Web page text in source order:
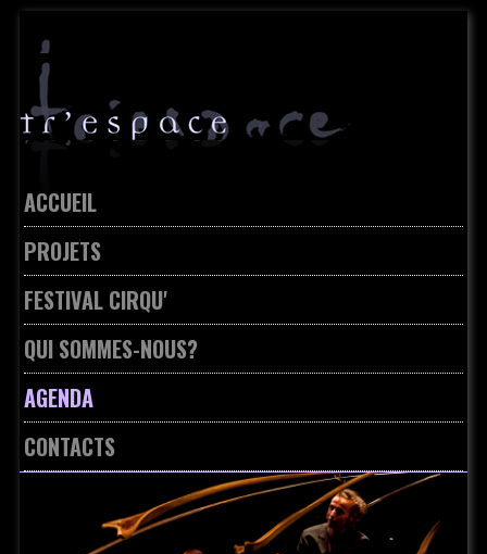
navigation
Skip
to
content
ACCUEIL
PROJETS
FESTIVAL CIRQU'
QUI SOMMES-NOUS?
AGENDA
CONTACTS